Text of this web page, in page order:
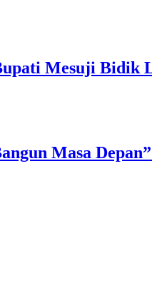
Mesuji Bidik
Masa